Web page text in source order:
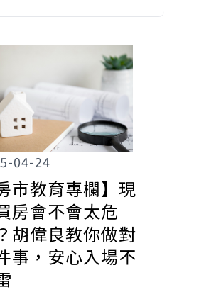
04-24
市教育專欄】現
房會不會太危
胡偉良教你做對
事，安心入場不